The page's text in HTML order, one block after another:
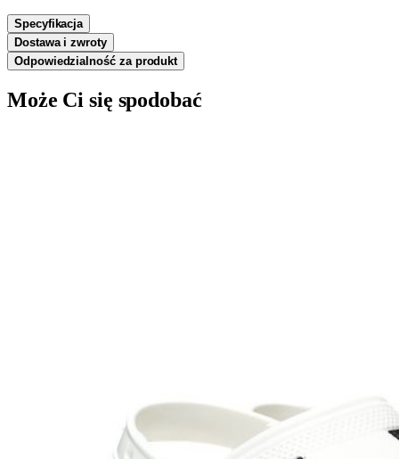
Specyfikacja
Dostawa i zwroty
Odpowiedzialność za produkt
Może Ci się spodobać